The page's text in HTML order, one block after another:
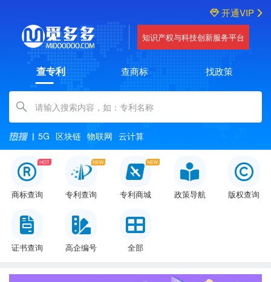
开通VIP
知识产权与科技创新服务平台
查专利 查商标 找政策
Amount (in dollars)
5G 区块链 物联网 云计算
商标查询 专利查询 专利商城 政策导航 版权查询
证书查询 高企编号 全部